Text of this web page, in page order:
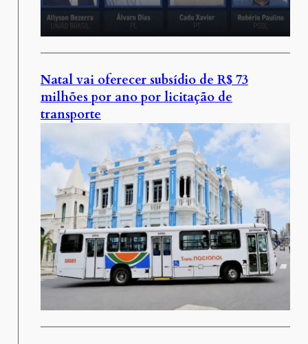
Natal vai oferecer subsídio de R$ 73
milhões por ano por licitação de
transporte